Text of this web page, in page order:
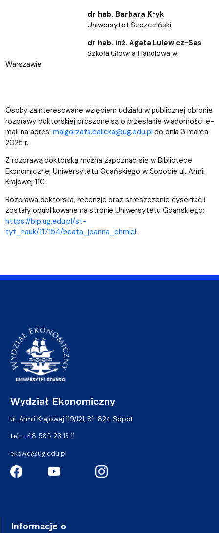
dr hab. Barbara Kryk
Uniwersytet Szczeciński
dr hab. inż. Agata Lulewicz-Sas
Szkoła Główna Handlowa w
Warszawie
Osoby zainteresowane wzięciem udziału w publicznej obronie
rozprawy doktorskiej proszone są o przesłanie wiadomości e-
mail na adres: malgorzata.balicka@ug.edu.pl do dnia 3 marca
2025 r.
Z rozprawą doktorską można zapoznać się w Bibliotece
Ekonomicznej Uniwersytetu Gdańskiego w Sopocie ul. Armii
Krajowej 110.
Rozprawa doktorska, recenzje oraz streszczenie dysertacji
zostały opublikowane na stronie Uniwersytetu Gdańskiego:
https://bip.ug.edu.pl/st-
tyt_nauk/117154/beata_joanna_chmiel.
Wydział Ekonomiczny
ul. Armii Krajowej 119/121, 81-824 Sopot
tel.: +48 585 23 13 11
ekowe@ug.edu.pl
Informacje o